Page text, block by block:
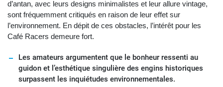
d’antan, avec leurs designs minimalistes et leur allure vintage,
sont fréquemment critiqués en raison de leur effet sur
l’environnement. En dépit de ces obstacles, l’intérêt pour les
Café Racers demeure fort.
Les amateurs argumentent que le bonheur ressenti au
guidon et l’esthétique singulière des engins historiques
surpassent les inquiétudes environnementales.